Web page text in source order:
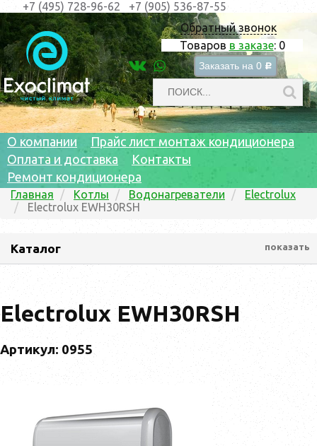
Обратный звонок
Товаров в заказе: 0
Заказать на 0 c
+7 (495) 728-96-62 +7 (905) 536-87-55
О компании
Прайс лист монтаж кондиционера
Оплата и доставка
Контакты
Ремонт кондиционера
Главная Котлы Водонагреватели
Electrolux
Electrolux EWH30RSH
Каталог показать
Electrolux EWH30RSH
Артикул: 0955